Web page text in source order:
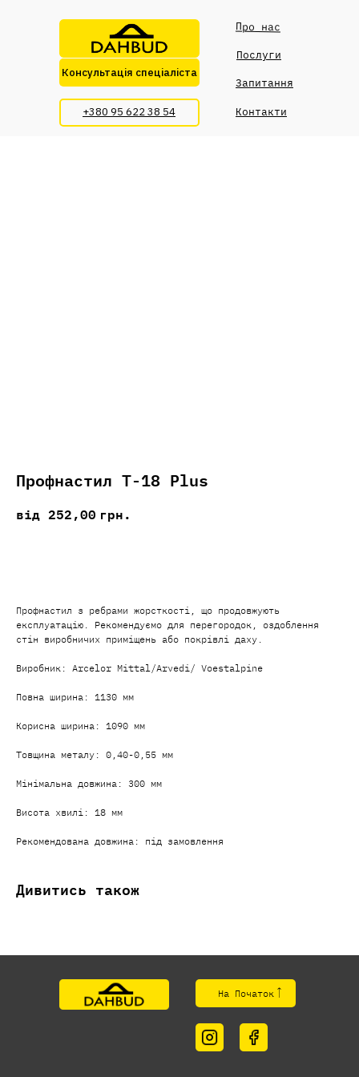
Про нас
Послуги
Запитання
Контакти
Консультація спеціаліста
+380 95 622 38 54
Профнастил Т-18 Plus
252,00 грн.
Профнастил з ребрами жорсткості, що продовжують
експлуатацію. Рекомендуємо для перегородок, оздоблення
стін виробничих приміщень або покрівлі даху.
Виробник: Arcelor Mittal/Arvedi/ Voestalpine
Повна ширина: 1130 мм
Корисна ширина: 1090 мм
Товщина металу: 0,40-0,55 мм
Мінімальна довжина: 300 мм
Висота хвилі: 18 мм
Рекомендована довжина: під замовлення
Дивитись також
На Початок